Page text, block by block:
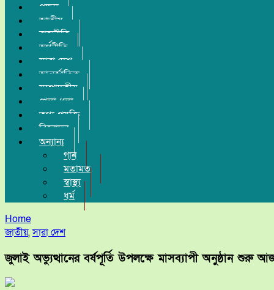
প্রচ্ছদ
জাতীয়
রাজনীতি
অর্থনীতি
সারা দেশ
আন্তর্জাতিক
সম্পাদকীয়
খেলা-ধুলা
তথ্য-প্রযুক্তি
বিনোদন
অন্যান্য
গান
মতামত
স্বাস্থ্য
ধর্ম
Home
জাতীয়,সারা দেশ
জুলাই অভ্যুত্থানের বর্ষপূর্তি উপলক্ষে মাসব্যাপী অনুষ্ঠান শুরু